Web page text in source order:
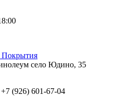
Покрытия
село Юдино, 35
(926) 601-67-04